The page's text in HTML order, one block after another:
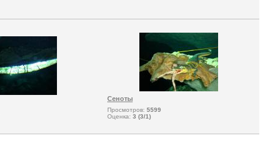
Сеноты
Просмотров: 5599
Оценка: 3 (3/1)